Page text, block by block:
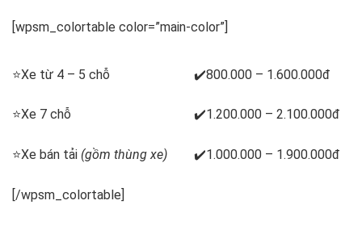
[wpsm_colortable color=”main-color”]
⭐Xe từ 4 – 5 chỗ ✔️800.000 – 1.600.000đ
⭐Xe 7 chỗ ✔️1.200.000 – 2.100.000đ
⭐Xe bán tải (gồm thùng xe) ✔️1.000.000 – 1.900.000đ
[/wpsm_colortable]